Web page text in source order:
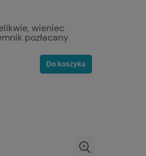
wieniec
pozłacany
Do koszyka